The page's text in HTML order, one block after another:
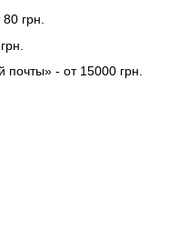
грн.
- от 15000 грн.